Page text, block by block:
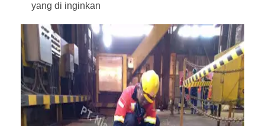
yang di inginkan